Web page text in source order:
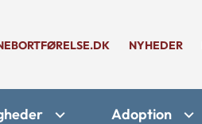
NYHEDER
Adoption